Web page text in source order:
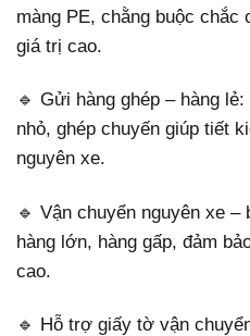
màng PE, chằng buộc chắc
giá trị cao.
🔹 Gửi hàng ghép – hàng
nhỏ, ghép chuyến giúp tiết
nguyên xe.
🔹 Vận chuyển nguyên xe
hàng lớn, hàng gấp, đảm
cao.
🔹 Hỗ trợ giấy tờ vận